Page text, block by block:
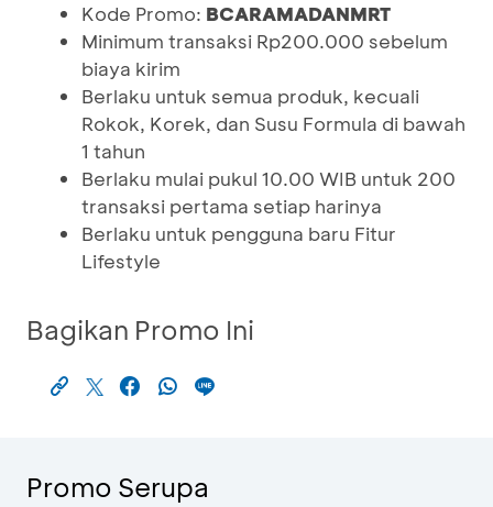
Kode Promo: BCARAMADANMRT
Minimum transaksi Rp200.000 sebelum
biaya kirim
Berlaku untuk semua produk, kecuali
Rokok, Korek, dan Susu Formula di bawah
1 tahun
Berlaku mulai pukul 10.00 WIB untuk 200
transaksi pertama setiap harinya
Berlaku untuk pengguna baru Fitur
Lifestyle
Bagikan Promo Ini
Promo Serupa